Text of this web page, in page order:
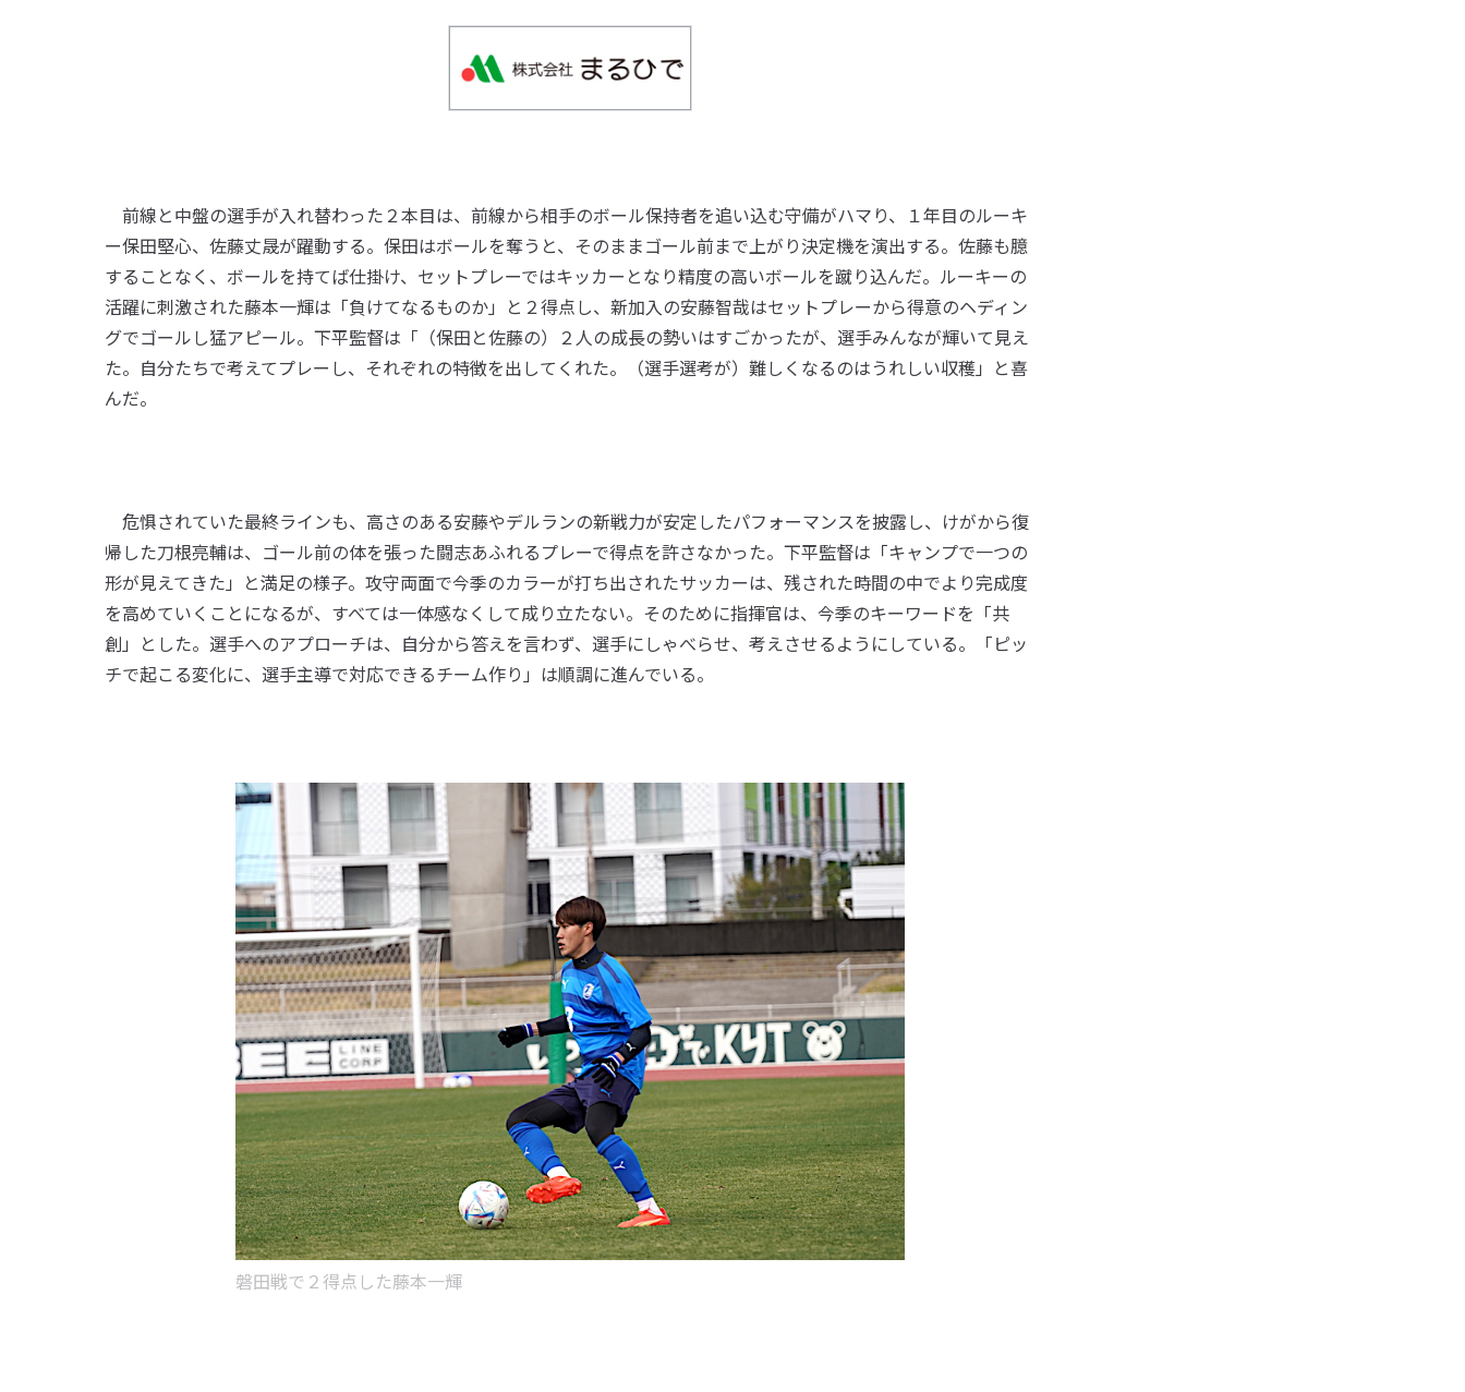
前線と中盤の選手が入れ替わった２本目は、前線から相手のボール保持者を追い込む守備がハマり、１年目のルーキ
ー保田堅心、佐藤丈晟が躍動する。保田はボールを奪うと、そのままゴール前まで上がり決定機を演出する。佐藤も臆
することなく、ボールを持てば仕掛け、セットプレーではキッカーとなり精度の高いボールを蹴り込んだ。ルーキーの
活躍に刺激された藤本一輝は「負けてなるものか」と２得点し、新加入の安藤智哉はセットプレーから得意のヘディン
グでゴールし猛アピール。下平監督は「（保田と佐藤の）２人の成長の勢いはすごかったが、選手みんなが輝いて見え
た。自分たちで考えてプレーし、それぞれの特徴を出してくれた。（選手選考が）難しくなるのはうれしい収穫」と喜
んだ。
危惧されていた最終ラインも、高さのある安藤やデルランの新戦力が安定したパフォーマンスを披露し、けがから復
帰した刀根亮輔は、ゴール前の体を張った闘志あふれるプレーで得点を許さなかった。下平監督は「キャンプで一つの
形が見えてきた」と満足の様子。攻守両面で今季のカラーが打ち出されたサッカーは、残された時間の中でより完成度
を高めていくことになるが、すべては一体感なくして成り立たない。そのために指揮官は、今季のキーワードを「共
創」とした。選手へのアプローチは、自分から答えを言わず、選手にしゃべらせ、考えさせるようにしている。「ピッ
チで起こる変化に、選手主導で対応できるチーム作り」は順調に進んでいる。
磐田戦で２得点した藤本一輝